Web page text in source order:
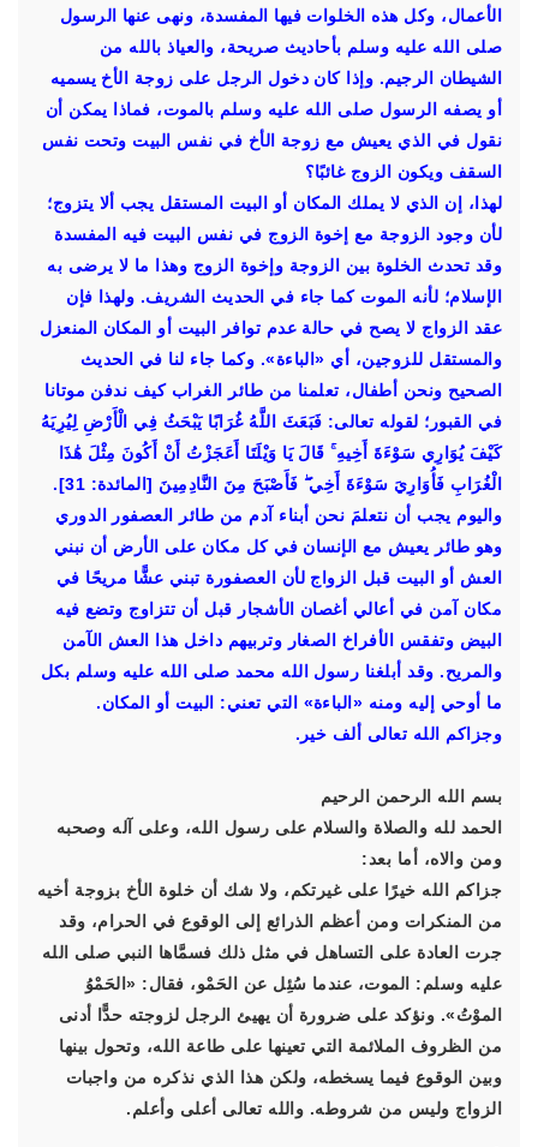
الأعمال، وكل هذه الخلوات فيها المفسدة، ونهى عنها الرسول
صلى الله عليه وسلم بأحاديث صريحة، والعياذ بالله من
الشيطان الرجيم. وإذا كان دخول الرجل على زوجة الأخ يسميه
أو يصفه الرسول صلى الله عليه وسلم بالموت، فماذا يمكن أن
نقول في الذي يعيش مع زوجة الأخ في نفس البيت وتحت نفس
السقف ويكون الزوج غائبًا؟
لهذا، إن الذي لا يملك المكان أو البيت المستقل يجب ألا يتزوج؛
لأن وجود الزوجة مع إخوة الزوج في نفس البيت فيه المفسدة
وقد تحدث الخلوة بين الزوجة وإخوة الزوج وهذا ما لا يرضى به
الإسلام؛ لأنه الموت كما جاء في الحديث الشريف. ولهذا فإن
عقد الزواج لا يصح في حالة عدم توافر البيت أو المكان المنعزل
والمستقل للزوجين، أي «الباءة». وكما جاء لنا في الحديث
الصحيح ونحن أطفال، تعلمنا من طائر الغراب كيف ندفن موتانا
في القبور؛ لقوله تعالى: فَبَعَثَ اللَّهُ غُرَابًا يَبْحَثُ فِي الْأَرْضِ لِيُرِيَهُ
كَيْفَ يُوَارِي سَوْءَةَ أَخِيهِ ۚ قَالَ يَا وَيْلَتَا أَعَجَزْتُ أَنْ أَكُونَ مِثْلَ هَٰذَا
الْغُرَابِ فَأُوَارِيَ سَوْءَةَ أَخِي ۖ فَأَصْبَحَ مِنَ النَّادِمِينَ [المائدة: 31].
واليوم يجب أن نتعلمَ نحن أبناء آدم من طائر العصفور الدوري
وهو طائر يعيش مع الإنسان في كل مكان على الأرض أن نبني
العش أو البيت قبل الزواج لأن العصفورة تبني عشًّا مريحًا في
مكان آمن في أعالي أغصان الأشجار قبل أن تتزاوج وتضع فيه
البيض وتفقس الأفراخ الصغار وتربيهم داخل هذا العش الآمن
والمريح. وقد أبلغنا رسول الله محمد صلى الله عليه وسلم بكل
ما أوحي إليه ومنه «الباءة» التي تعني: البيت أو المكان.
وجزاكم الله تعالى ألف خير.
بسم الله الرحمن الرحيم
الحمد لله والصلاة والسلام على رسول الله، وعلى آله وصحبه
ومن والاه، أما بعد:
جزاكم الله خيرًا على غيرتكم، ولا شك أن خلوة الأخ بزوجة أخيه
من المنكرات ومن أعظم الذرائع إلى الوقوع في الحرام، وقد
جرت العادة على التساهل في مثل ذلك فسمَّاها النبي صلى الله
عليه وسلم: الموت، عندما سُئِل عن الحَمْو، فقال: «الحَمْوُ
الموْتُ». ونؤكد على ضرورة أن يهيئ الرجل لزوجته حدًّا أدنى
من الظروف الملائمة التي تعينها على طاعة الله، وتحول بينها
وبين الوقوع فيما يسخطه، ولكن هذا الذي نذكره من واجبات
الزواج وليس من شروطه. والله تعالى أعلى وأعلم.